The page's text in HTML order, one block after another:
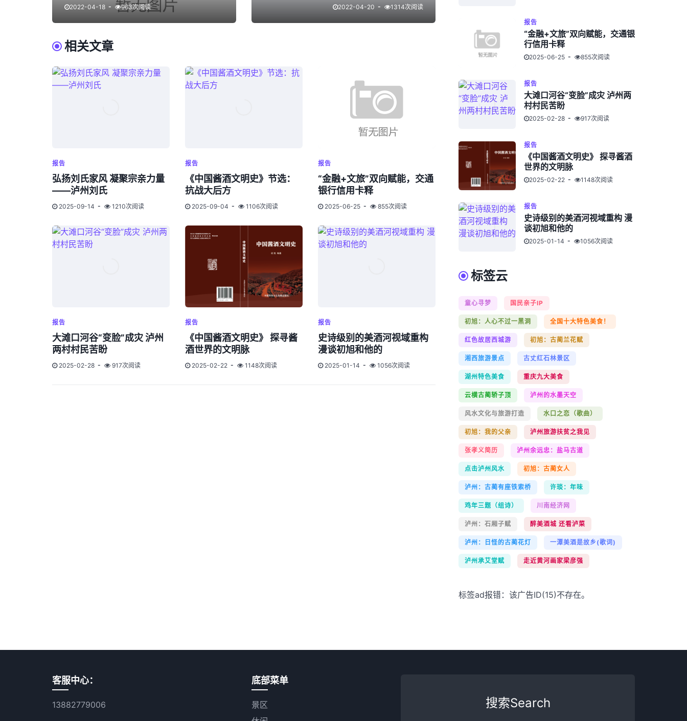
2022-04-18 963次阅读 2022-04-20 1314次阅读
相关文章
报告
弘扬刘氏家风 凝聚宗亲力量
——泸州刘氏
2025-09-14 1210次阅读
报告
《中国酱酒文明史》节选：
抗战大后方
2025-09-04 1106次阅读
报告
“金融+文旅”双向赋能，交通
银行信用卡释
2025-06-25 855次阅读
报告
大滩口河谷“变脸”成灾 泸州
两村村民苦盼
2025-02-28 917次阅读
报告
《中国酱酒文明史》 探寻酱
酒世界的文明脉
2025-02-22 1148次阅读
报告
史诗级别的美酒河视域重构
漫谈初旭和他的
2025-01-14 1056次阅读
报告
“金融+文旅”双向赋能，交通银
行信用卡释
2025-06-25 855次阅读
报告
大滩口河谷“变脸”成灾 泸州两
村村民苦盼
2025-02-28 917次阅读
报告
《中国酱酒文明史》 探寻酱酒
世界的文明脉
2025-02-22 1148次阅读
报告
史诗级别的美酒河视域重构 漫
谈初旭和他的
2025-01-14 1056次阅读
标签云
童心寻梦 国民亲子IP
初旭：人心不过一黑洞 全国十大特色美食！
红色故居西城游 初旭：古蔺兰花赋
湘西旅游景点 古丈红石林景区
湖州特色美食 重庆九大美食
云横古蔺轿子顶 泸州的水墨天空
风水文化与旅游打造 水口之恋（歌曲）
初旭：我的父亲 泸州旅游扶贫之我见
张孝义简历 泸州余远忠：盐马古道
点击泸州风水 初旭：古蔺女人
泸州：古蔺有座铁索桥 许琰：年味
鸡年三题（组诗） 川南经济网
泸州：石厢子赋 醉美酒城 还看泸菜
泸州：日怪的古蔺花灯 一潭美酒是故乡(歌词)
泸州承艾堂赋 走近黄河画家梁彦强
标签ad报错：该广告ID(15)不存在。
客服中心：
13882779006
底部菜单
景区
搜索Search